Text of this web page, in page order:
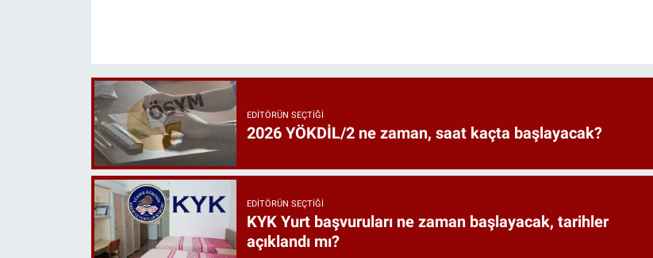
EDITÖRÜN SEÇTIĞI
2026 YÖKDİL/2 ne zaman, saat kaçta başlayacak?
EDITÖRÜN SEÇTIĞI
KYK Yurt başvuruları ne zaman başlayacak, tarihler
açıklandı mı?